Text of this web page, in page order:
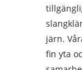
järn.
fin yta